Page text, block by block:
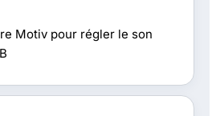
Motiv pour régler le son